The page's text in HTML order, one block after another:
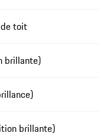
toit
brillante)
brillante)